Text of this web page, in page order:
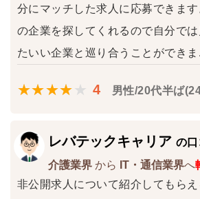
分にマッチした求人に応募できま
の企業を探してくれるので自分で
たいい企業と巡り合うことができま
4 男性/20代半ば
レバテックキャリア の口
介護業界 から IT・通信業界へ
非公開求人について紹介してもら